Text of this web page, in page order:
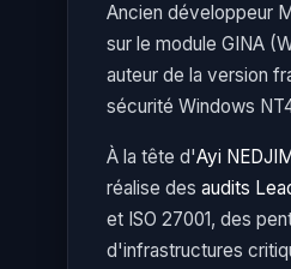
Ancien développeur
sur le module GINA
auteur de la version
sécurité Windows
À la tête d'Ayi
réalise des audits
et ISO 27001, des
d'infrastructures